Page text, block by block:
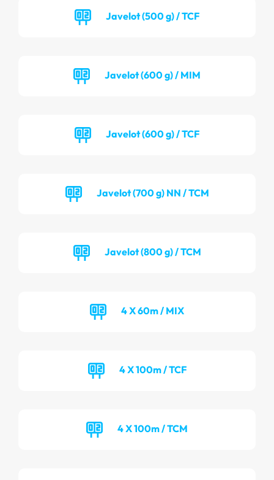
Javelot (500 g) / TCF
Javelot (600 g) / MIM
Javelot (600 g) / TCF
Javelot (700 g) NN / TCM
Javelot (800 g) / TCM
4 X 60m / MIX
4 X 100m / TCF
4 X 100m / TCM